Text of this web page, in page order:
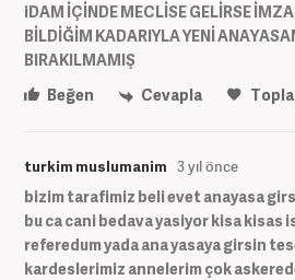
iDAM İÇİNDE MECLİSE GELİRSE
BİLDİĞİM KADARIYLA YENİ
BIRAKILMAMIŞ
Beğen
Cevapla
turkim muslumanim 3 yıl önce
bizim tarafimiz beli evet anayasa
bu ca cani bedava yasiyor kisa kisas
referedum yada ana yasaya girsin
kardeslerimiz annelerim çok